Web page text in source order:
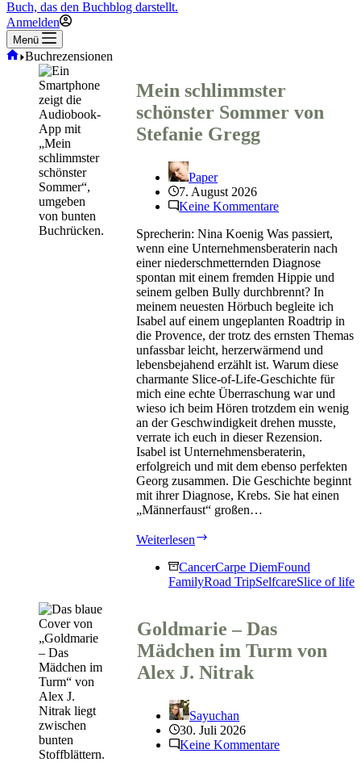
Anmelden
Menü
Start
Buchrezensionen
Mein schlimmster
schönster Sommer von
Stefanie Gregg
Paper
7. August 2026
Keine Kommentare
Sprecherin: Nina Koenig Was passiert,
wenn eine Unternehmensberaterin nach
einer niederschmetternden Diagnose
spontan mit einem fremden Hippie und
seinem gelben Bully durchbrennt? In
meinem neuesten Hörbuch begleite ich
Isabel auf einem ungeplanten Roadtrip in
die Provence, der trotz des ernsten Themas
unfassbar leicht, herzerwärmend und
lebensbejahend erzählt ist. Warum diese
charmante Slice-of-Life-Geschichte für
mich eine echte Überraschung war und
wieso ich beim Hören trotzdem ein wenig
an der Geschwindigkeit drehen musste,
verrate ich euch in dieser Rezension.
Isabel ist Unternehmensberaterin,
erfolgreich und mit dem ebenso perfekten
Georg zusammen. Die Geschichte beginnt
mit ihrer Diagnose, Krebs. Sie hat einen
„Männerfaust“ großen…
Weiterlesen
schönster
Sommer
Gregg
CancerCarpe DiemFound
FamilyRoad TripSelfcareSlice of life
Goldmarie – Das
Mädchen im Turm von
Alex J. Nitrak
Sayuchan
30. Juli 2026
Keine Kommentare